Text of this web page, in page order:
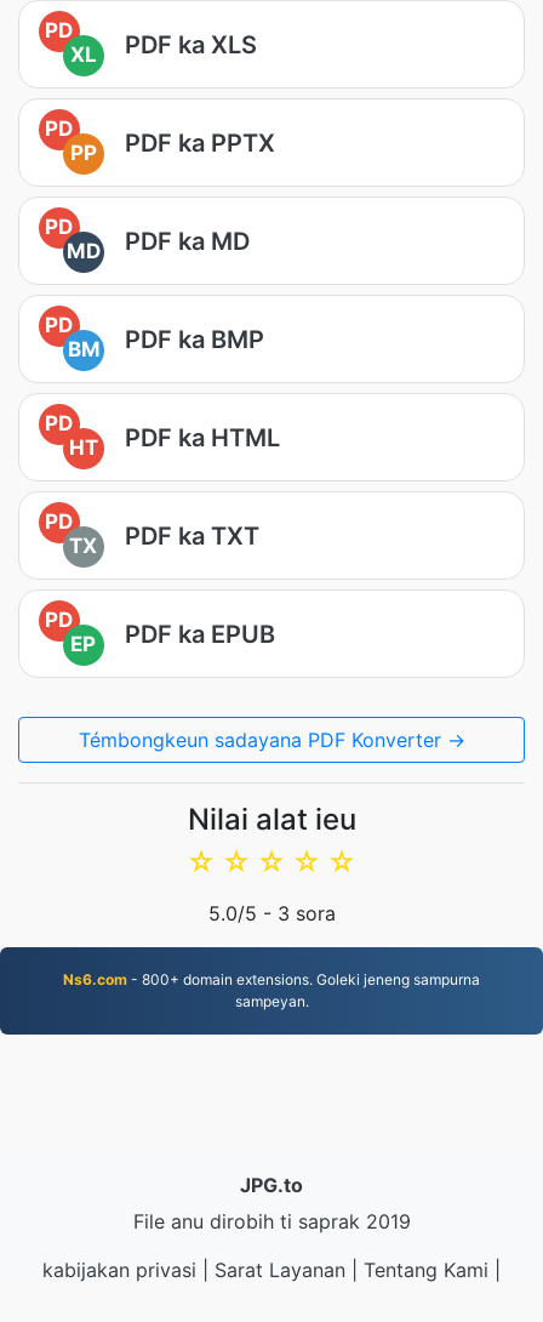
PD
XL
PDF ka XLS
PD
PP
PDF ka PPTX
PD
MD
PDF ka MD
PD
BM
PDF ka BMP
PD
HT
PDF ka HTML
PD
TX
PDF ka TXT
PD
EP
PDF ka EPUB
Témbongkeun sadayana PDF Konverter →
Nilai alat ieu
☆
☆
☆
☆
☆
5.0/5 - 3 sora
Ns6.com - 800+ domain extensions. Goleki jeneng sampurna
sampeyan.
JPG.to
File anu dirobih ti saprak 2019
kabijakan privasi
Sarat Layanan Tentang Kami